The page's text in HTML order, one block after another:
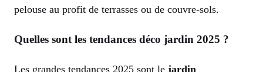
pelouse au profit de terrasses ou de couvre-sols.
Quelles sont les tendances déco jardin 2025 ?
Les grandes tendances 2025 sont le jardin